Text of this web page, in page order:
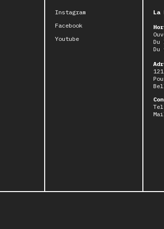
Instagram
Facebook
Youtube
La